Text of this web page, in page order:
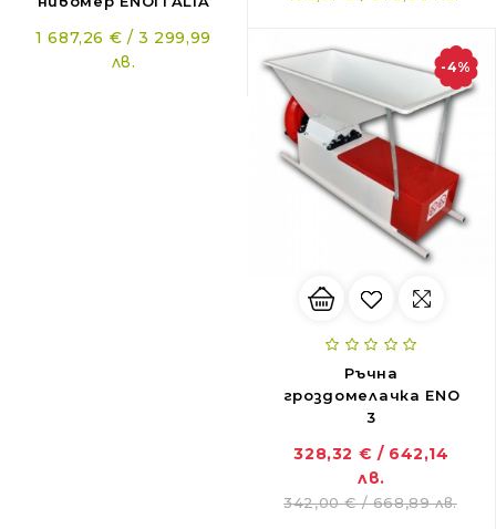
1 687,26 € / 3 299,99
лв.
-4%
Ръчна
гроздомелачка ENO
3
328,32 € / 642,14
лв.
342,00 € / 668,89 лв.